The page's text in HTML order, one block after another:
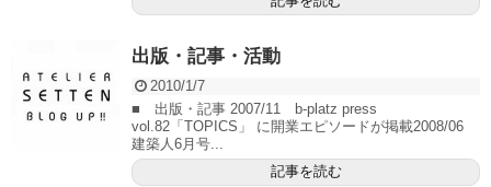
出版・記事・活動
2010/1/7
■ 出版・記事 2007/11 b-platz press
vol.82「TOPICS」 に開業エピソードが掲載2008/06
建築人6月号...
記事を読む